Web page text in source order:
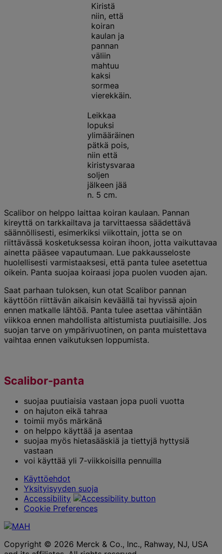
Kiristä
niin, että
koiran
kaulan ja
pannan
väliin
mahtuu
kaksi
sormea
vierekkäin.
Leikkaa
lopuksi
ylimääräinen
pätkä pois,
niin että
kiristysvaraa
soljen
jälkeen jää
n. 5 cm.
Scalibor on helppo laittaa koiran kaulaan. Pannan
kireyttä on tarkkailtava ja tarvittaessa säädettävä
säännöllisesti, esimerkiksi viikottain, jotta se on
riittävässä kosketuksessa koiran ihoon, jotta vaikuttavaa
ainetta pääsee vapautumaan. Lue pakkausseloste
huolellisesti varmistaaksesi, että panta tulee asetettua
oikein. Panta suojaa koiraasi jopa puolen vuoden ajan.
Saat parhaan tuloksen, kun otat Scalibor pannan
käyttöön riittävän aikaisin keväällä tai hyvissä ajoin
ennen matkalle lähtöä. Panta tulee asettaa vähintään
viikkoa ennen mahdollista altistumista puutiaisille. Jos
suojan tarve on ympärivuotinen, on panta muistettava
vaihtaa ennen vaikutuksen loppumista.
Scalibor-panta
suojaa puutiaisia vastaan jopa puoli vuotta
on hajuton eikä tahraa
toimii myös märkänä
on helppo käyttää ja asentaa
suojaa myös hietasääskiä ja tiettyjä hyttysiä
vastaan
voi käyttää yli 7-viikkoisilla pennuilla
Käyttöehdot
Yksityisyyden suoja
Accessibility
Cookie Preferences
Copyright © 2026 Merck & Co., Inc., Rahway, NJ, USA